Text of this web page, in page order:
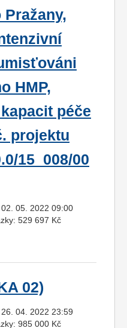
HMP,
péče
projektu
15_008/00
05. 2022 09:00
529 697 Kč
02)
04. 2022 23:59
985 000 Kč